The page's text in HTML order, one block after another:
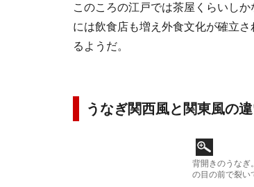
このころの江戸では茶屋くらいし
には飲食店も増え外食文化が確立
るようだ。
うなぎ関西風と関東風の
背開きのうな
の目の前で裂